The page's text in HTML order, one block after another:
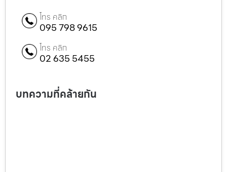
โทร คลิก
095 798 9615
โทร คลิก
02 635 5455
บทความที่คล้ายกัน